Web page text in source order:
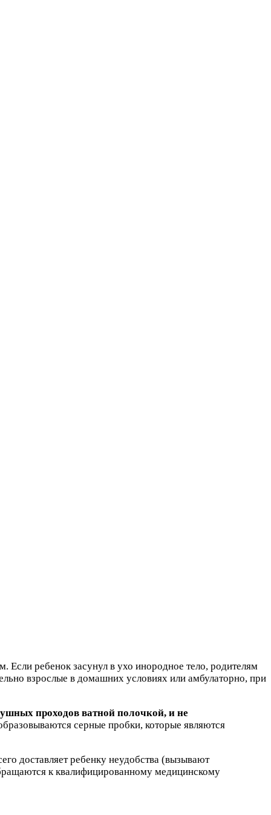
ребенок засунул в ухо инородное тело, родителям
взрослые в домашних условиях или амбулаторно, при
проходов ватной полочкой, и не
серные пробки, которые являются
доставляет ребенку неудобства (вызывают
к квалифицированному медицинскому